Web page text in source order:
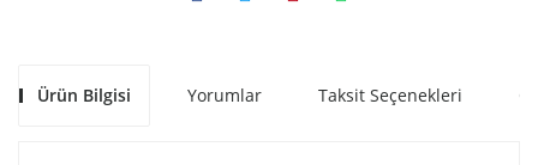
Ürün Bilgisi Yorumlar Taksit Seçenekleri